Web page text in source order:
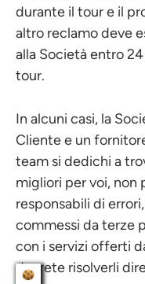
durante il tour e il
altro reclamo deve
alla Società entro
tour.
In alcuni casi, la
Cliente e un
team si dedichi a
migliori per voi, non
responsabili di
commessi da terze
con i servizi offerti
dovrete risolverli